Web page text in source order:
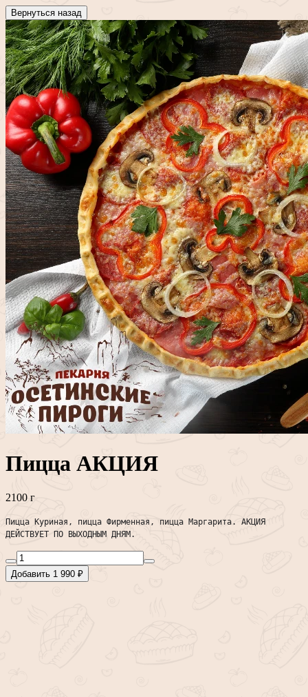
Вернуться назад
Пицца АКЦИЯ
2100 г
Пицца Куриная, пицца Фирменная, пицца Маргарита. АКЦИЯ
ДЕЙСТВУЕТ ПО ВЫХОДНЫМ ДНЯМ.
Добавить 1 990 ₽